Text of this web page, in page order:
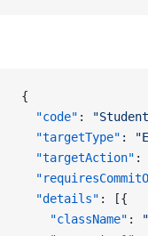
{
  "code"
:
  "targetType"
:
  "targetAction"
:
  "details"
: [{
    "className"
: